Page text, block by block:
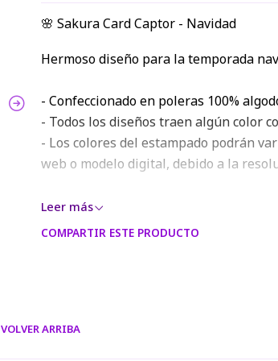
🌸 Sakura Card Captor - Navidad
Hermoso diseño para la temporada
- Confeccionado en poleras 100%
- Todos los diseños traen algún color
- Los colores del estampado podrán
web o modelo digital, debido a la
Leer más
COMPARTIR ESTE PRODUCTO
VOLVER ARRIBA